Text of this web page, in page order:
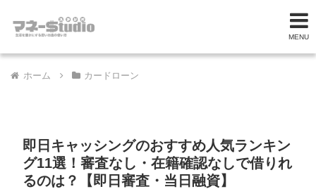
MENU
ホーム カードローン
即日キャッシングのおすすめ人気ランキン
グ11選！審査なし・在籍確認なしで借りれ
るのは？【即日審査・当日融資】